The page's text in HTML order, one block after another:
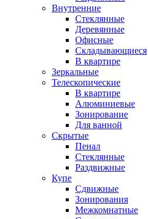
Внутренние
Стеклянные
Деревянные
Офисные
Складывающиеся
В квартире
Зеркальные
Телескопические
В квартире
Алюминиевые
Зонирование
Для ванной
Скрытые
Пенал
Стеклянные
Раздвижные
Купе
Сдвижные
Зонирования
Межкомнатные